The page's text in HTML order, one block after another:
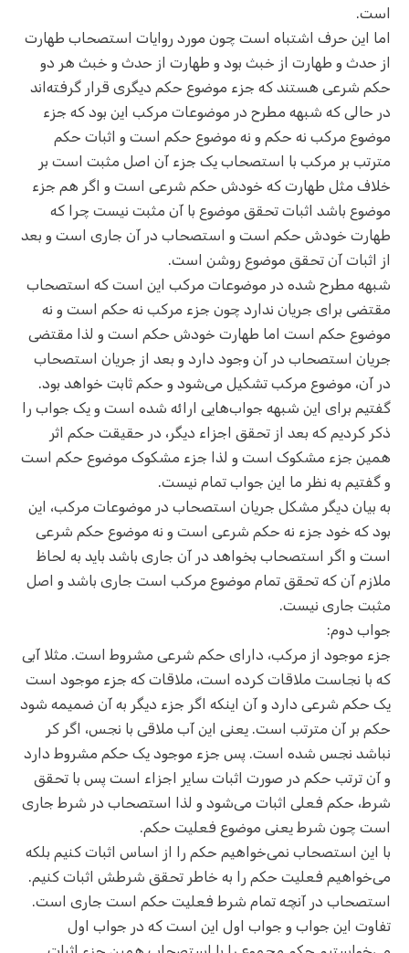
است.
اما این حرف اشتباه است چون مورد روایات استصحاب طهارت
از حدث و طهارت از خبث بود و طهارت از حدث و خبث هر دو
حکم شرعی هستند که جزء موضوع حکم دیگری قرار گرفته‌اند
در حالی که شبهه مطرح در موضوعات مرکب این بود که جزء
موضوع مرکب نه حکم و نه موضوع حکم است و اثبات حکم
مترتب بر مرکب با استصحاب یک جزء آن اصل مثبت است بر
خلاف مثل طهارت که خودش حکم شرعی است و اگر هم جزء
موضوع باشد اثبات تحقق موضوع با آن مثبت نیست چرا که
طهارت خودش حکم است و استصحاب در آن جاری است و بعد
از اثبات آن تحقق موضوع روشن است.
شبهه مطرح شده در موضوعات مرکب این است که استصحاب
مقتضی برای جریان ندارد چون جزء مرکب نه حکم است و نه
موضوع حکم است اما طهارت خودش حکم است و لذا مقتضی
جریان استصحاب در آن وجود دارد و بعد از جریان استصحاب
در آن، موضوع مرکب تشکیل می‌شود و حکم ثابت خواهد بود.
گفتیم برای این شبهه جواب‌هایی ارائه شده است و یک جواب را
ذکر کردیم که بعد از تحقق اجزاء دیگر، در حقیقت حکم اثر
همین جزء مشکوک است و لذا جزء مشکوک موضوع حکم است
و گفتیم به نظر ما این جواب تمام نیست.
به بیان دیگر مشکل جریان استصحاب در موضوعات مرکب، این
بود که خود جزء نه حکم شرعی است و نه موضوع حکم شرعی
است و اگر استصحاب بخواهد در آن جاری باشد باید به لحاظ
ملازم آن که تحقق تمام موضوع مرکب است جاری باشد و اصل
مثبت جاری نیست.
جواب دوم:
جزء موجود از مرکب، دارای حکم شرعی مشروط است. مثلا آبی
که با نجاست ملاقات کرده است، ملاقات که جزء موجود است
یک حکم شرعی دارد و آن اینکه اگر جزء دیگر به آن ضمیمه شود
حکم بر آن مترتب است. یعنی این آب ملاقی با نجس، اگر کر
نباشد نجس شده است. پس جزء موجود یک حکم مشروط دارد
و آن ترتب حکم در صورت اثبات سایر اجزاء است پس با تحقق
شرط، حکم فعلی اثبات می‌شود و لذا استصحاب در شرط جاری
است چون شرط یعنی موضوع فعلیت حکم.
با این استصحاب نمی‌خواهیم حکم را از اساس اثبات کنیم بلکه
می‌خواهیم فعلیت حکم را به خاطر تحقق شرطش اثبات کنیم.
استصحاب در آنچه تمام شرط فعلیت حکم است جاری است.
تفاوت این جواب و جواب اول این است که در جواب اول